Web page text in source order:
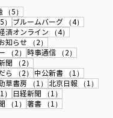
事（5）
） 5件の記事
ブルームバーグ （4）
事
済オンライン （4）
件の記事
知らせ （2）
（2） 2件の記事
時事通信 （2）
事
聞 （2）
ら
（2） 2件の記事
中公新書 （1）
件の記事
草書房 （1） 1件の記事
北京日報 （1）
） 1件の記事
日経新聞 （1）
（1） 1件の記事
著書 （1）